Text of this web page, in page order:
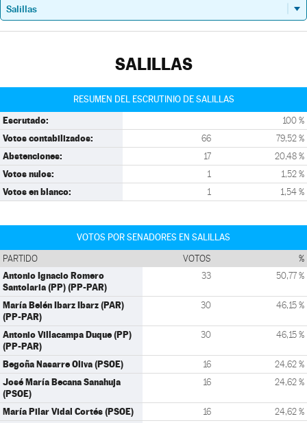
SALILLAS
RESUMEN DEL ESCRUTINIO DE SALILLAS
Escrutado: 100 %
Votos contabilizados: 66 79,52 %
Abstenciones: 17 20,48 %
Votos nulos: 1 1,52 %
Votos en blanco: 1 1,54 %
VOTOS POR SENADORES EN SALILLAS
PARTIDO VOTOS %
Antonio Ignacio Romero
Santolaria (PP) (PP-PAR)
33 50,77 %
María Belén Ibarz Ibarz (PAR)
(PP-PAR)
30 46,15 %
Antonio Villacampa Duque (PP)
(PP-PAR)
30 46,15 %
Begoña Nasarre Oliva (PSOE) 16 24,62 %
José María Becana Sanahuja
(PSOE)
16 24,62 %
María Pilar Vidal Cortés (PSOE) 16 24,62 %